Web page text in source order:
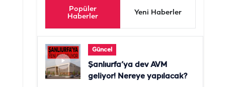
Popüler
Haberler
Yeni Haberler
Güncel
Şanlıurfa’ya dev AVM
geliyor! Nereye yapılacak?